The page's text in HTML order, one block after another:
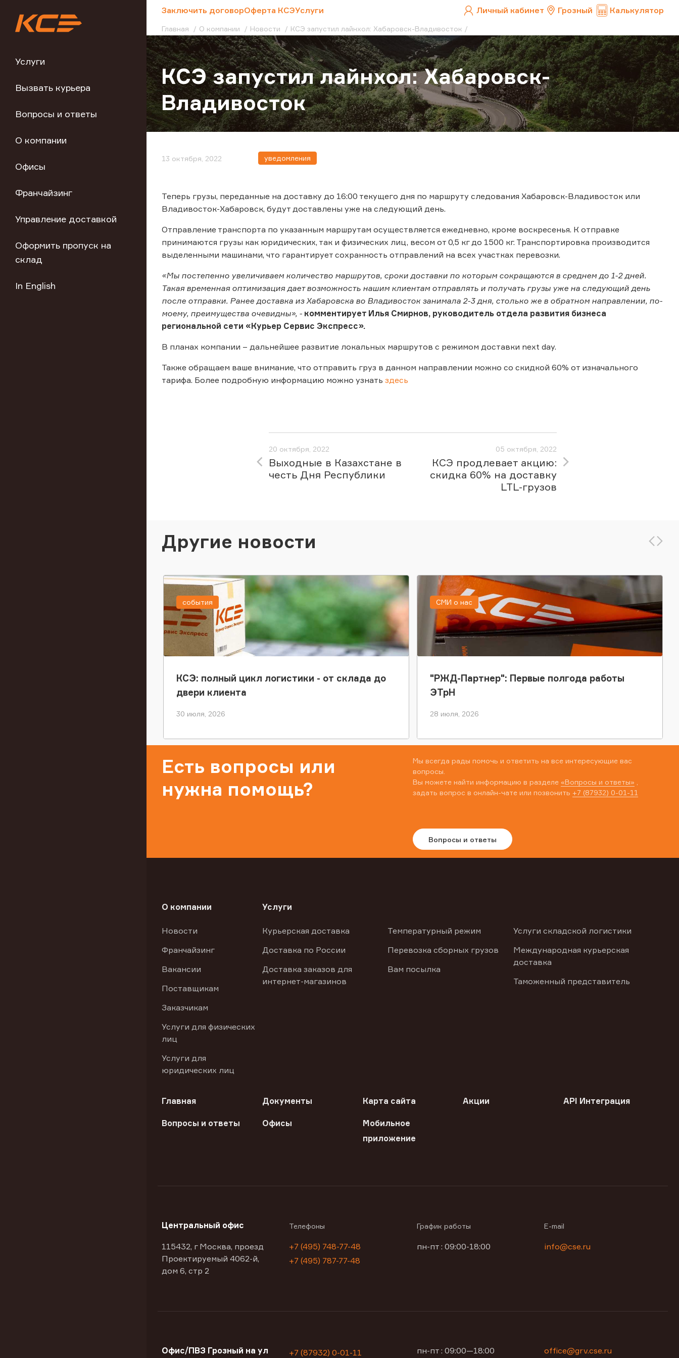
Услуги
Вызвать курьера
Вопросы и ответы
О компании
Офисы
Франчайзинг
Управление доставкой
Оформить пропуск на
склад
In English
Заключить договорОферта КСЭУслуги Личный кабинет Грозный Калькулятор
Главная О компании Новости КСЭ запустил лайнхол: Хабаровск-Владивосток
КСЭ запустил лайнхол: Хабаровск-
Владивосток
13 октября, 2022 уведомления
Теперь грузы, переданные на доставку до 16:00 текущего дня по маршруту следования Хабаровск-Владивосток или
Владивосток-Хабаровск, будут доставлены уже на следующий день.
Отправление транспорта по указанным маршрутам осуществляется ежедневно, кроме воскресенья. К отправке
принимаются грузы как юридических, так и физических лиц, весом от 0,5 кг до 1500 кг. Транспортировка производится
выделенными машинами, что гарантирует сохранность отправлений на всех участках перевозки.
«Мы постепенно увеличиваем количество маршрутов, сроки доставки по которым сокращаются в среднем до 1-2 дней.
Такая временная оптимизация дает возможность нашим клиентам отправлять и получать грузы уже на следующий день
после отправки. Ранее доставка из Хабаровска во Владивосток занимала 2-3 дня, столько же в обратном направлении, по-
моему, преимущества очевидны», - комментирует Илья Смирнов, руководитель отдела развития бизнеса
региональной сети «Курьер Сервис Экспресс».
В планах компании – дальнейшее развитие локальных маршрутов с режимом доставки next day.
Также обращаем ваше внимание, что отправить груз в данном направлении можно со скидкой 60% от изначального
тарифа. Более подробную информацию можно узнать здесь
20 октября, 2022
Выходные в Казахстане в
честь Дня Республики
05 октября, 2022
КСЭ продлевает акцию:
скидка 60% на доставку
LTL-грузов
Другие новости
КСЭ: полный цикл логистики - от склада до
двери клиента
30 июля, 2026
события
"РЖД-Партнер": Первые полгода работы
ЭТрН
28 июля, 2026
СМИ о нас
Есть вопросы или
нужна помощь?
Мы всегда рады помочь и ответить на все интересующие вас
вопросы.
Вы можете найти информацию в разделе «Вопросы и ответы»
задать вопрос в онлайн-чате или позвонить +7 (87932) 0-01-11
Вопросы и ответы
О компании
Новости
Франчайзинг
Вакансии
Поставщикам
Заказчикам
Услуги для физических
лиц
Услуги для
юридических лиц
Услуги
Курьерская доставка
Доставка по России
Доставка заказов для
интернет-магазинов
Температурный режим
Перевозка сборных грузов
Вам посылка
Услуги складской логистики
Международная курьерская
доставка
Таможенный представитель
Главная Документы Карта сайта Акции API Интеграция
Вопросы и ответы Офисы
Мобильное
приложение
Центральный офис
115432, г Москва, проезд
Проектируемый 4062-й,
дом 6, стр 2
Телефоны
+7 (495) 748-77-48
+7 (495) 787-77-48
График работы
пн-пт : 09:00-18:00
E-mail
info@cse.ru
Офис/ПВЗ Грозный на ул +7 (87932) 0-01-11 пн-пт : 09:00—18:00 office@grv.cse.ru